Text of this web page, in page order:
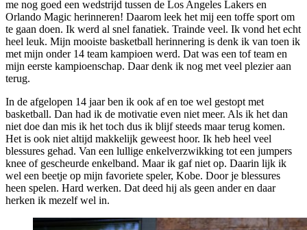
me nog goed een wedstrijd tussen de Los Angeles Lakers en
Orlando Magic herinneren! Daarom leek het mij een toffe sport om
te gaan doen. Ik werd al snel fanatiek. Trainde veel. Ik vond het echt
heel leuk. Mijn mooiste basketball herinnering is denk ik van toen ik
met mijn onder 14 team kampioen werd. Dat was een tof team en
mijn eerste kampioenschap. Daar denk ik nog met veel plezier aan
terug.
In de afgelopen 14 jaar ben ik ook af en toe wel gestopt met
basketball. Dan had ik de motivatie even niet meer. Als ik het dan
niet doe dan mis ik het toch dus ik blijf steeds maar terug komen.
Het is ook niet altijd makkelijk geweest hoor. Ik heb heel veel
blessures gehad. Van een lullige enkelverzwikking tot een jumpers
knee of gescheurde enkelband. Maar ik gaf niet op. Daarin lijk ik
wel een beetje op mijn favoriete speler, Kobe. Door je blessures
heen spelen. Hard werken. Dat deed hij als geen ander en daar
herken ik mezelf wel in.